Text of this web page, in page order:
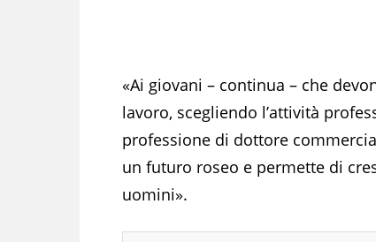
«Ai giovani – continua – che
lavoro, scegliendo l’attività
professione di dottore
un futuro roseo e permette di
uomini».